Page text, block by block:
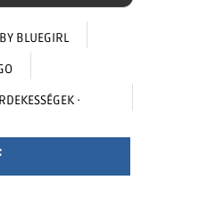
BY BLUEGIRL
·